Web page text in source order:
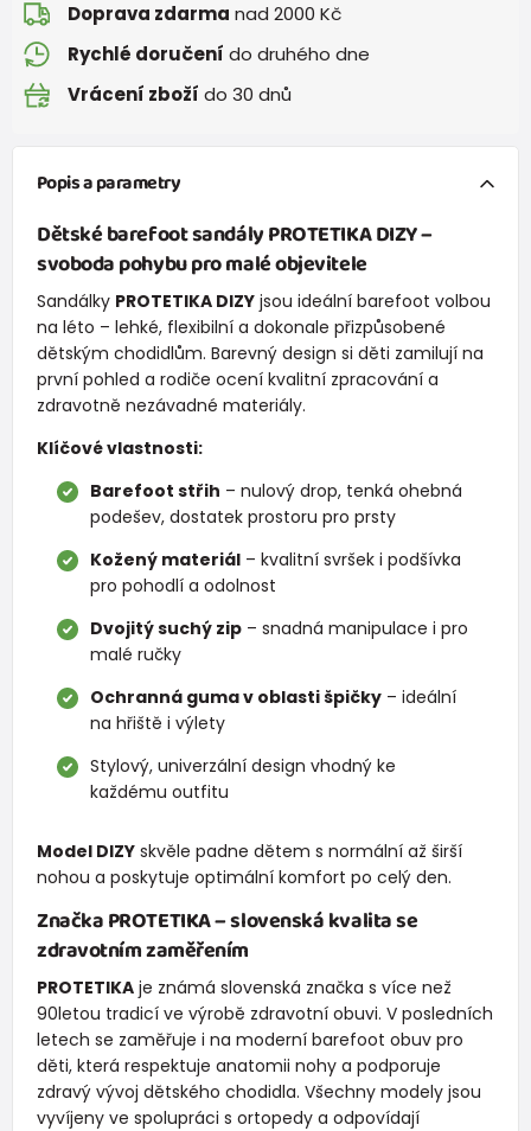
Doprava zdarma nad 2000 Kč
Rychlé doručení do druhého dne
Vrácení zboží do 30 dnů
Popis a parametry
Dětské barefoot sandályPROTETIKA DIZY–
svoboda pohybu pro malé objevitele
Sandálky PROTETIKA DIZYjsou ideální barefoot volbou
na léto – lehké, flexibilní a dokonale přizpůsobené
dětským chodidlům. Barevný design si děti zamilují na
první pohled a rodiče ocení kvalitní zpracování a
zdravotně nezávadné materiály.
Klíčové vlastnosti:
Barefoot střih – nulový drop, tenká ohebná
podešev, dostatek prostoru pro prsty
Kožený materiál – kvalitní svršek i podšívka
pro pohodlí a odolnost
Dvojitý suchý zip – snadná manipulace i pro
malé ručky
Ochranná guma v oblasti špičky – ideální
na hřiště i výlety
Stylový, univerzální design vhodný ke
každému outfitu
Model DIZYskvěle padne dětem s normální až širší
nohou a poskytuje optimální komfort po celý den.
ZnačkaPROTETIKA– slovenská kvalita se
zdravotním zaměřením
PROTETIKAje známá slovenská značka s více než
90letou tradicí ve výrobě zdravotní obuvi. V posledních
letech se zaměřuje i na moderní barefoot obuv pro
děti, která respektuje anatomii nohy a podporuje
zdravý vývoj dětského chodidla. Všechny modely jsou
vyvíjeny ve spolupráci s ortopedy a odpovídají